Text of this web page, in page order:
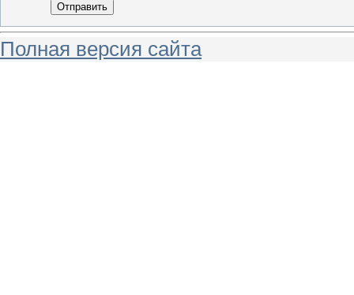
Отправить
Полная версия сайта